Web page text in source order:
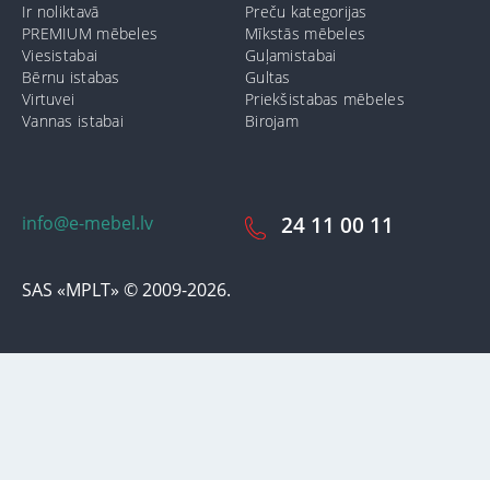
info@e-mebel.lv
SAS «MPLT» © 2009-2026.
24 11 00 11
Ir noliktavā
Preču kategorijas
PREMIUM mēbeles
Mīkstās mēbeles
Viesistabai
Guļamistabai
Bērnu istabas
Gultas
Virtuvei
Priekšistabas mēbeles
Vannas istabai
Birojam